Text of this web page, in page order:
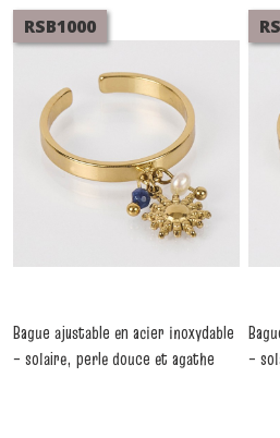
RSB1000
Bague ajustable en acier inoxydable
– solaire, perle douce et agathe
–